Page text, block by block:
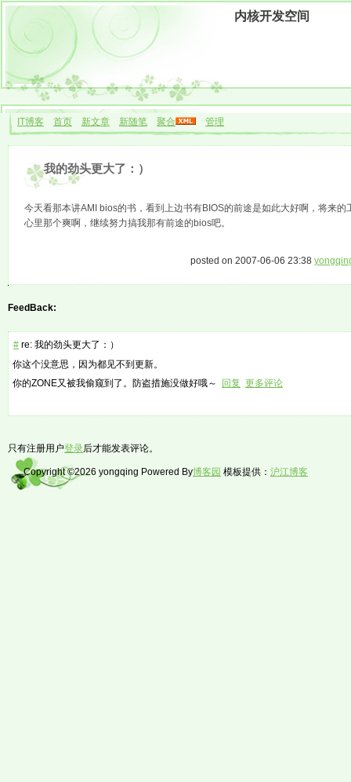
内核开发空间
IT博客 首页 新文章 新随笔 聚合 管理
我的劲头更大了：）
今天看那本讲AMI bios的书，看到上边书有BIOS的前途是如此大好啊，将来的
心里那个爽啊，继续努力搞我那有前途的bios吧。
posted on 2007-06-06 23:38
FeedBack:
# re: 我的劲头更大了：）
你这个没意思，因为都见不到更新。
你的ZONE又被我偷窥到了。防盗措施没做好哦～
回复 更多评论
只有注册用户登录后才能发表评论。
Copyright ©2026 yongqing Powered By博客园 模板提供： 沪江博客